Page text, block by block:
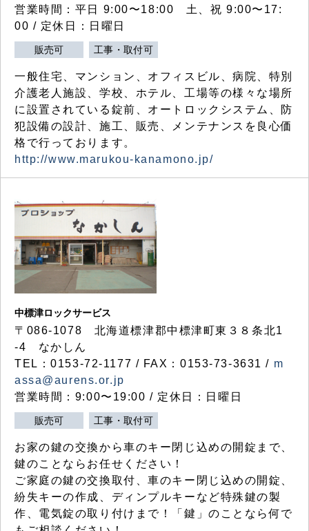
営業時間：平日 9:00〜18:00 土、祝 9:00〜17:
00 / 定休日：日曜日
販売可 工事・取付可
一般住宅、マンション、オフィスビル、病院、特別
介護老人施設、学校、ホテル、工場等の様々な場所
に設置されている錠前、オートロックシステム、防
犯設備の設計、施工、販売、メンテナンスを良心価
格で行っております。
http://www.marukou-kanamono.jp/
中標津ロックサービス
〒086-1078 北海道標津郡中標津町東３８条北1
-4 なかしん
TEL：0153-72-1177 / FAX：0153-73-3631 / m
assa@aurens.or.jp
営業時間：9:00〜19:00 / 定休日：日曜日
販売可 工事・取付可
お家の鍵の交換から車のキー閉じ込めの開錠まで、
鍵のことならお任せください！
ご家庭の鍵の交換取付、車のキー閉じ込めの開錠、
紛失キーの作成、ディンプルキーなど特殊鍵の製
作、電気錠の取り付けまで！「鍵」のことなら何で